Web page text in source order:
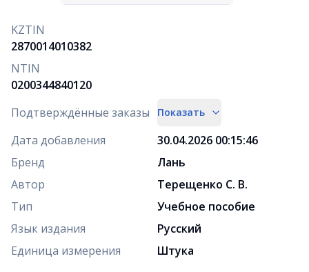
KZTIN
2870014010382
NTIN
0200344840120
Подтверждённые заказы
Показать
Дата добавления
30.04.2026 00:15:46
Бренд
Лань
Автор
Терещенко С. В.
Тип
Учебное пособие
Язык издания
Русский
Единица измерения
Штука